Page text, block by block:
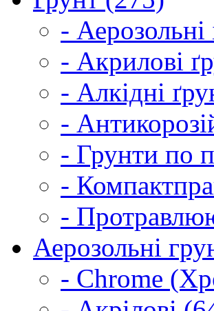
-
- Акрилові
- Алкідні
-
- Грунти по
-
-
Аерозольні
- Chrome